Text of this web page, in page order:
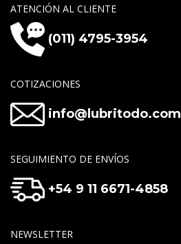
ATENCIÓN AL CLIENTE
(011) 4795-3954
COTIZACIONES
info@lubritodo.com
SEGUIMIENTO DE ENVÍOS
+54 9 11 6671-4858
NEWSLETTER